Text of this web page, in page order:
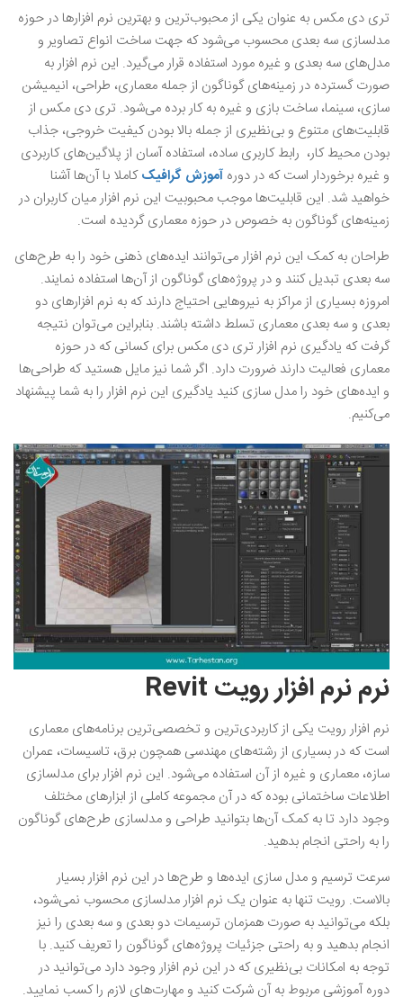
تری دی مکس به عنوان یکی از محبوب‌ترین و بهترین نرم ‌افزارها در حوزه
مدلسازی سه بعدی محسوب می‌شود که جهت ساخت انواع تصاویر و
مدل‌های سه بعدی و غیره مورد استفاده قرار می‌گیرد. این نرم ‌افزار به
صورت گسترده در زمینه‌های گوناگون از جمله معماری، طراحی، انیمیشن
سازی، سینما، ساخت بازی و غیره به کار برده می‌شود. تری دی مکس از
قابلیت‌های متنوع و بی‌نظیری از جمله بالا بودن کیفیت خروجی، جذاب
بودن محیط کار، رابط کاربری ساده، استفاده آسان از پلاگین‌های کاربردی
و غیره برخوردار است که در دوره آموزش‌ گرافیککاملا با آن‌ها آشنا
خواهید شد. این قابلیت‌ها موجب محبوبیت این نرم ‌افزار میان کاربران در
زمینه‌های گوناگون به خصوص در حوزه معماری گردیده است‌.
طراحان به کمک این نرم ‌افزار می‌توانند ایده‌های ذهنی خود را به طرح‌های
سه بعدی تبدیل کنند و در پروژه‌های گوناگون از آن‌ها استفاده نمایند.
امروزه بسیاری از مراکز به نیروهایی احتیاج دارند که به نرم ‌افزارهای دو
بعدی و سه بعدی معماری تسلط داشته باشند. بنابراین می‌توان نتیجه
گرفت که یادگیری نرم ‌افزار تری دی مکس برای کسانی که در حوزه
معماری فعالیت دارند ضرورت دارد. اگر شما نیز مایل هستید که طراحی‌ها
و ایده‌های خود را مدل سازی کنید یادگیری این نرم‌ افزار را به شما پیشنهاد
می‌کنیم.
نرم نرم افزار رویت Revit
نرم ‌افزار رویت یکی از کاربردی‌ترین و تخصصی‌ترین برنامه‌های معماری
است که در بسیاری از رشته‌های مهندسی همچون برق، تاسیسات، عمران
سازه، معماری و غیره از آن استفاده می‌شود. این نرم‌ افزار برای مدلسازی
اطلاعات ساختمانی بوده که در آن مجموعه کاملی از ابزارهای مختلف
وجود دارد تا به کمک آن‌ها بتوانید طراحی و مدلسازی طرح‌های گوناگون
را به راحتی انجام بدهید.
سرعت ترسیم و مدل سازی ایده‌ها و طرح‌ها در این نرم ‌افزار بسیار
بالاست. رویت تنها به عنوان یک نرم‌ افزار مدلسازی محسوب نمی‌شود،
بلکه می‌توانید به صورت همزمان ترسیمات دو بعدی و سه بعدی را نیز
انجام بدهید و به راحتی جزئیات پروژه‌های گوناگون را تعریف کنید. با
توجه به امکانات بی‌نظیری که در این نرم‌ افزار وجود دارد می‌توانید در
دوره آموزشی مربوط به آن شرکت کنید و مهارت‌های لازم را کسب نمایید.